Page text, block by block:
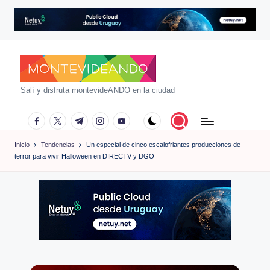
m
n
t
Salí y disfruta montevideANDO en la ciudad
facebook.com
twitter.com
t.me instagram.com
youtube.com
Inicio Tendencias
Un especial de cinco escalofriantes producciones de
terror para vivir Halloween en DIRECTV y DGO